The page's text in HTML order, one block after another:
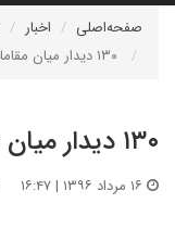
صفحه‌اصلی اخبار
۱۳۰ دیدار میان مقامات ایرانی و خارجی